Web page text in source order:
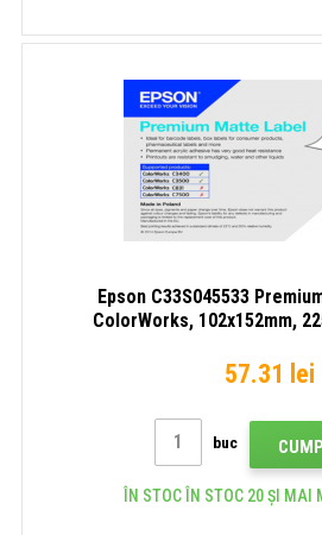
Epson C33S045533
ColorWorks, 102x152mm,
57.31 lei
buc
ÎN STOC ÎN STOC 20 ȘI MAI